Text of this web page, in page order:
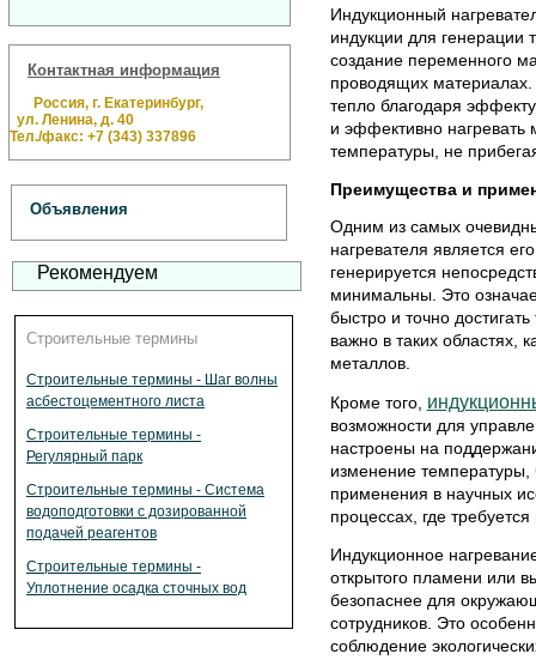
Контактная информация
Россия, г. Екатеринбург,
ул. Ленина, д. 40
Тел./факс: +7 (343) 337896
Объявления
Рекомендуем
Строительные термины
Строительные термины - Шаг волны
асбестоцементного листа
Строительные термины -
Регулярный парк
Строительные термины - Система
водоподготовки с дозированной
подачей реагентов
Строительные термины -
Уплотнение осадка сточных вод
Индукционный
индукции для генерации
создание переменного
проводящих
тепло благодаря
и эффективно нагревать
температуры, не
Преимущества и
Одним из самых
нагревателя является
генерируется
минимальны. Это
быстро и точно
важно в таких областях,
металлов.
Кроме того,
возможности для
настроены на
изменение
применения в научных
процессах, где
Индукционное
открытого пламени или
безопаснее для
сотрудников. Это
соблюдение